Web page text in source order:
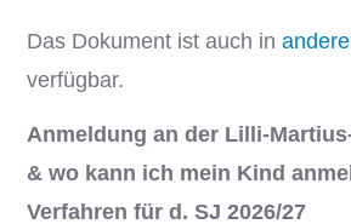
Das Dokument ist auch in
verfügbar.
Anmeldung an der Lilli-
& wo kann ich mein Kind
Verfahren für d. SJ 2026/27